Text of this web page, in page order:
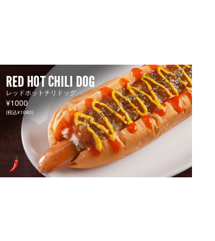
RED HOT CHILI DOG
レッドホットチリドッグ
¥1000
(税込¥1080)